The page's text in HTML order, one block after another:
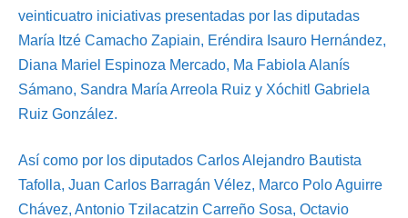
veinticuatro iniciativas presentadas por las diputadas
María Itzé Camacho Zapiain, Eréndira Isauro Hernández,
Diana Mariel Espinoza Mercado, Ma Fabiola Alanís
Sámano, Sandra María Arreola Ruiz y Xóchitl Gabriela
Ruiz González.
Así como por los diputados Carlos Alejandro Bautista
Tafolla, Juan Carlos Barragán Vélez, Marco Polo Aguirre
Chávez, Antonio Tzilacatzin Carreño Sosa, Octavio